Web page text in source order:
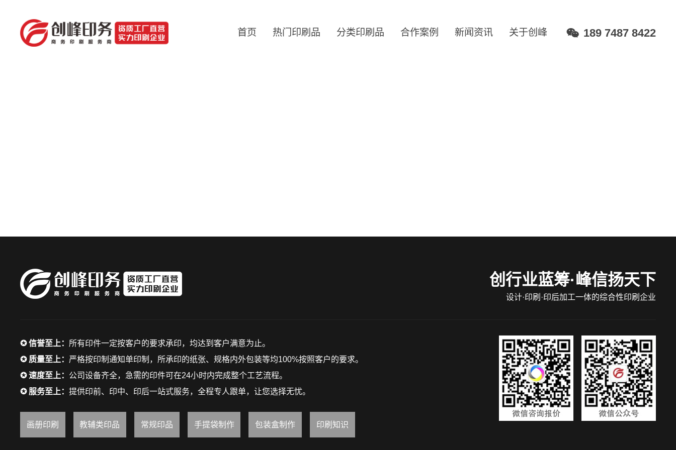
首页 热门印刷品 分类印刷品 合作案例 新闻资讯 关于创峰 189 7487 8422
创行业蓝筹·峰信扬天下
设计·印刷·印后加工一体的综合性印刷企业
✪ 信誉至上： 所有印件一定按客户的要求承印，均达到客户满意为止。
✪ 质量至上： 严格按印制通知单印制，所承印的纸张、规格内外包装等均100%按照客户的要求。
✪ 速度至上： 公司设备齐全，急需的印件可在24小时内完成整个工艺流程。
✪ 服务至上： 提供印前、印中、印后一站式服务，全程专人跟单，让您选择无忧。
画册印刷 教辅类印品 常规印品 手提袋制作 包装盒制作 印刷知识